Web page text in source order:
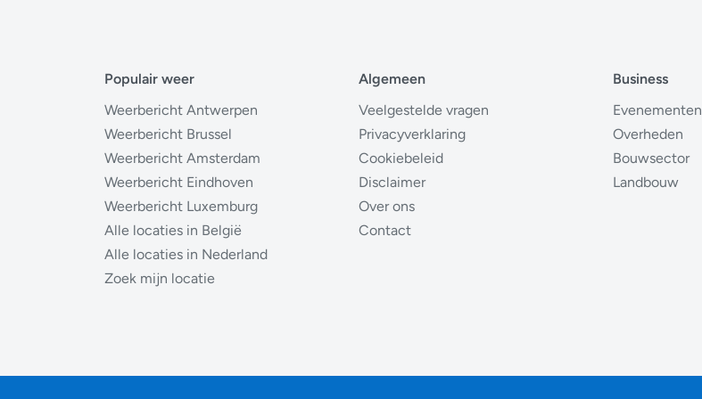
Populair weer
Weerbericht Antwerpen
Weerbericht Brussel
Weerbericht Amsterdam
Weerbericht Eindhoven
Weerbericht Luxemburg
Alle locaties in België
Alle locaties in Nederland
Zoek mijn locatie
Algemeen
Veelgestelde vragen
Privacyverklaring
Cookiebeleid
Disclaimer
Over ons
Contact
Business
Evenementen
Overheden
Bouwsector
Landbouw